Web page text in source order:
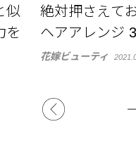
嫁
最旬！ 雰囲気
インカタログ
花嫁ビューティ